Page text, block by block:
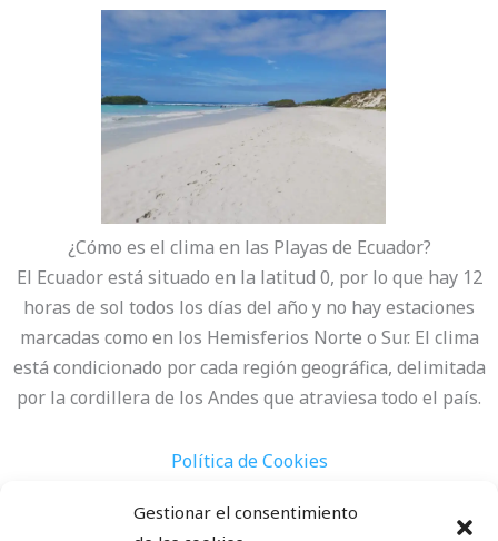
Gestionar el consentimiento
¿Cómo es el clima en las Playas de Ecuador?
El Ecuador está situado en la latitud 0, por lo que hay 12
horas de sol todos los días del año y no hay estaciones
marcadas como en los Hemisferios Norte o Sur. El clima
está condicionado por cada región geográfica, delimitada
por la cordillera de los Andes que atraviesa todo el país.
Política de Cookies
Contacto